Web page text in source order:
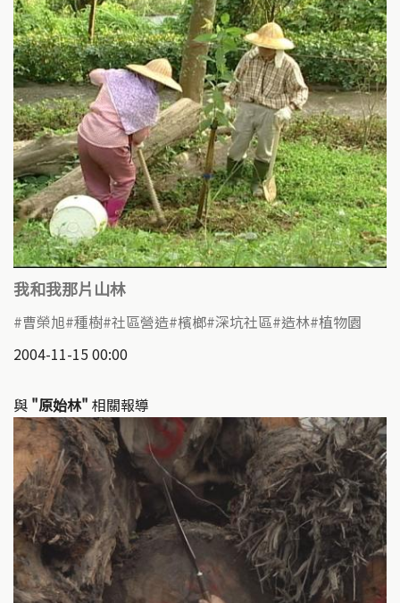
我和我那片山林
曹榮旭 種樹 社區營造 檳榔 深坑社區 造林 植物園
2004-11-15 00:00
與 "原始林" 相關報導